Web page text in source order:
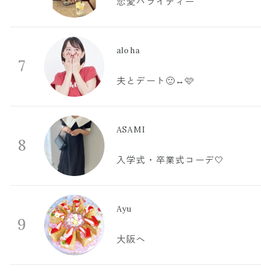
7
aloha
夫とデート🙂‍↔️🩷
8
ASAMI
入学式・卒業式コーデ🤍
9
Ayu
大阪へ